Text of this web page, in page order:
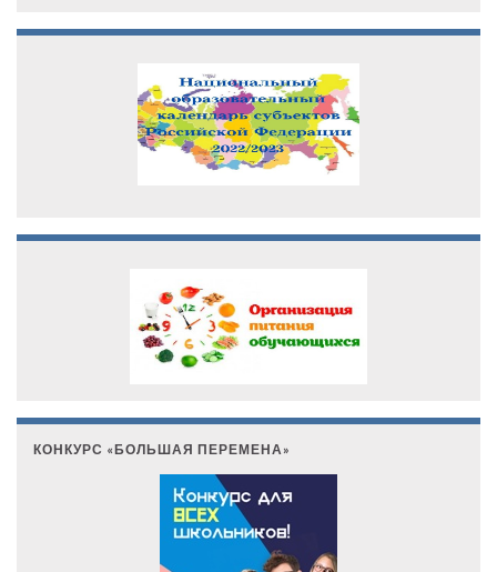
КОНКУРС «БОЛЬШАЯ ПЕРЕМЕНА»